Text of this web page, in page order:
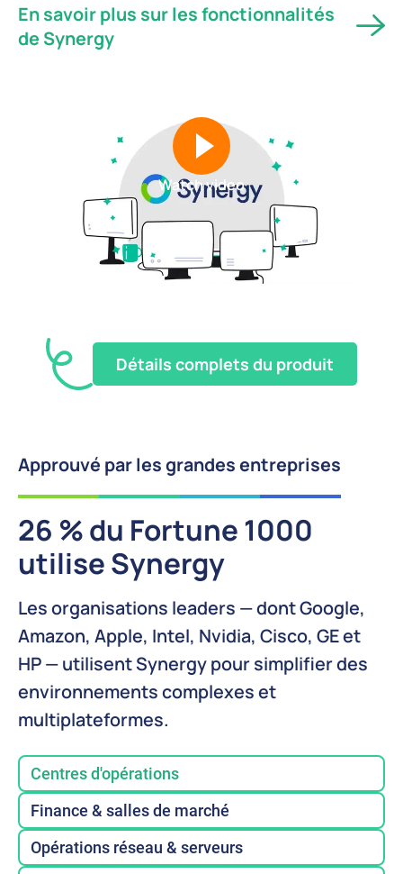
En savoir plus sur les fonctionnalités
de Synergy
Watch video
Détails complets du produit
Approuvé par les grandes entreprises
26 % du Fortune 1000
utilise Synergy
Les organisations leaders — dont Google,
Amazon, Apple, Intel, Nvidia, Cisco, GE et
HP — utilisent Synergy pour simplifier des
environnements complexes et
multiplateformes.
Centres d'opérations
Finance & salles de marché
Opérations réseau & serveurs